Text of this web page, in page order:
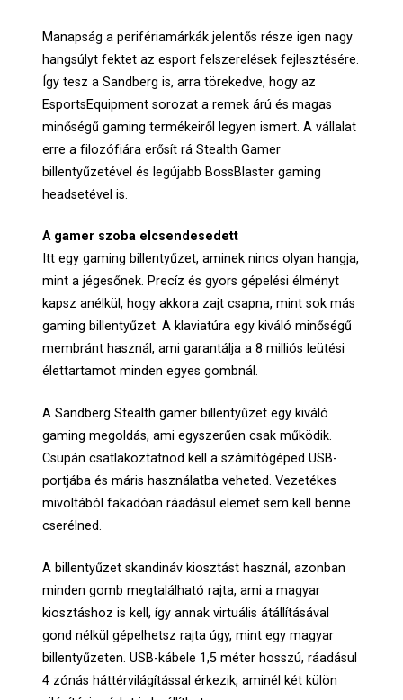
Manapság a perifériamárkák jelentős része igen nagy
hangsúlyt fektet az esport felszerelések fejlesztésére.
Így tesz a Sandberg is, arra törekedve, hogy az
EsportsEquipment sorozat a remek árú és magas
minőségű gaming termékeiről legyen ismert. A vállalat
erre a filozófiára erősít rá Stealth Gamer
billentyűzetével és legújabb BossBlaster gaming
headsetével is.
A gamer szoba elcsendesedett
Itt egy gaming billentyűzet, aminek nincs olyan hangja,
mint a jégesőnek. Precíz és gyors gépelési élményt
kapsz anélkül, hogy akkora zajt csapna, mint sok más
gaming billentyűzet. A klaviatúra egy kiváló minőségű
membránt használ, ami garantálja a 8 milliós leütési
élettartamot minden egyes gombnál.
A Sandberg Stealth gamer billentyűzet egy kiváló
gaming megoldás, ami egyszerűen csak működik.
Csupán csatlakoztatnod kell a számítógéped USB-
portjába és máris használatba veheted. Vezetékes
mivoltából fakadóan ráadásul elemet sem kell benne
cserélned.
A billentyűzet skandináv kiosztást használ, azonban
minden gomb megtalálható rajta, ami a magyar
kiosztáshoz is kell, így annak virtuális átállításával
gond nélkül gépelhetsz rajta úgy, mint egy magyar
billentyűzeten. USB-kábele 1,5 méter hosszú, ráadásul
4 zónás háttérvilágítással érkezik, aminél két külön